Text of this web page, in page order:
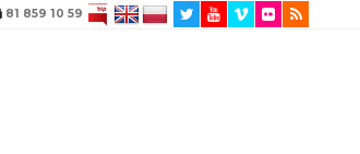
81 859 10 59